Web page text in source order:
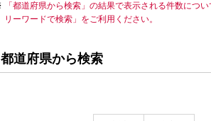
「都道府県から検索」の結果で表示される件数につ
リーワードで検索」をご利用ください。
都道府県から検索